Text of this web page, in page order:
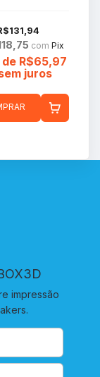
com Pix
de R$65,97
juros
impressão